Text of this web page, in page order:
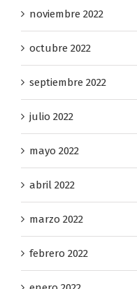
noviembre 2022
octubre 2022
septiembre 2022
julio 2022
mayo 2022
abril 2022
marzo 2022
febrero 2022